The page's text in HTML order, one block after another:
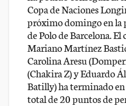
Copa de Naciones
próximo domingo en la
de Polo de Barcelona.
Mariano Martínez
Carolina Aresu
(Chakira Z) y Eduardo
Batilly) ha terminado
total de 20 puntos de